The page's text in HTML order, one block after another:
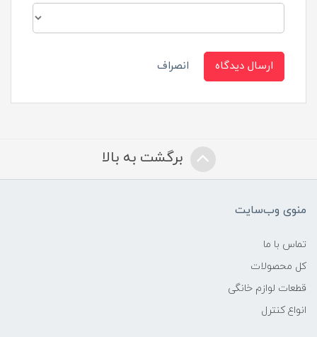
ارسال دیدگاه انصراف
برگشت به بالا
منوی وب‌سایت
تماس با ما
کل محصولات
قطعات لوازم خانگی
انواع کنترل